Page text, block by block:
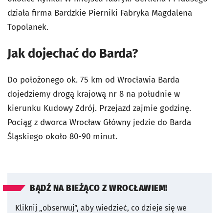
działa firma Bardzkie Pierniki Fabryka Magdalena
Topolanek.
Jak dojechać do Barda?
Do położonego ok. 75 km od Wrocławia Barda
dojedziemy drogą krajową nr 8 na południe w
kierunku Kudowy Zdrój. Przejazd zajmie godzinę.
Pociąg z dworca Wrocław Główny jedzie do Barda
Śląskiego około 80-90 minut.
BĄDŹ NA BIEŻĄCO Z WROCŁAWIEM!
Kliknij „obserwuj”, aby wiedzieć, co dzieje się we